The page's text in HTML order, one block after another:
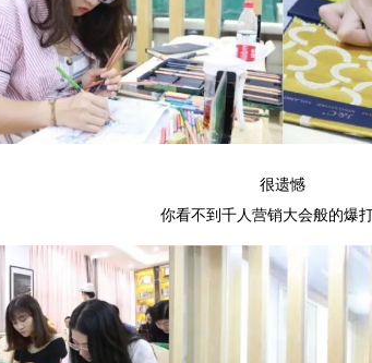
很遗憾
你看不到千人营销大会般的爆